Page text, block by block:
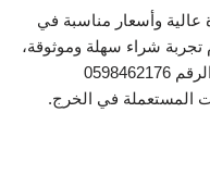
وأسعار مناسبة في
شراء سهلة وموثوقة،
ونضمن رضاك التام. اتصل بنا الآن على الرقم 0598462176
المستعملة في الخرج.